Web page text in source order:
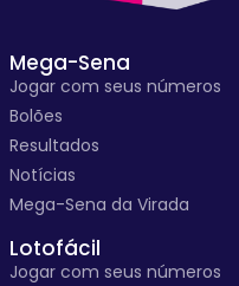
Mega-Sena
Jogar com seus números
Bolões
Resultados
Notícias
Mega-Sena da Virada
Lotofácil
Jogar com seus números